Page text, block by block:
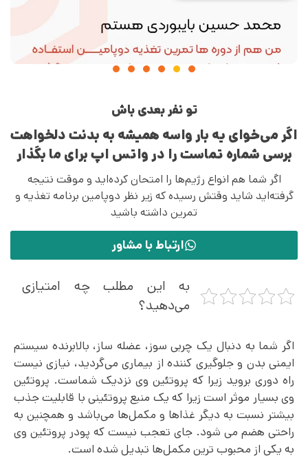
تو نفر بعدی باش
اگر می‌خوای یه بار واسه همیشه به بدنت دلخواهت
برسی شماره تماست را در واتس اپ برای ما بگذار
اگر شما هم انواع رژیم‌ها را امتحان کرده‌اید و موقت نتیجه
گرفته‌اید شاید وقتش رسیده که زیر نظر دوپامین برنامه تغذیه و
تمرین داشته باشید
ارتباط با مشاور
به این مطلب چه امتیازی
می‌دهید؟
اگر شما به دنبال یک چربی سوز، عضله ساز، بالابرنده سیستم
ایمنی بدن و جلوگیری کننده از بیماری می‌گردید، نیازی نیست
راه دوری بروید زیرا که پروتئین وی نزدیک شماست. پروتئین
وی بسیار موثر است زیرا که یک منبع پروتئینی با قابلیت جذب
بیشتر نسبت به دیگر غذاها و مکمل‌ها می‌باشد و همچنین به
راحتی هضم می شود. جای تعجب نیست که پودر پروتئین وی
به یکی از محبوب ترین مکمل‌ها تبدیل شده است.